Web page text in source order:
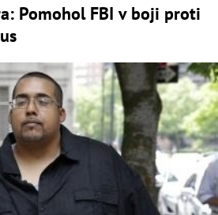
Pomohol FBI v boji proti